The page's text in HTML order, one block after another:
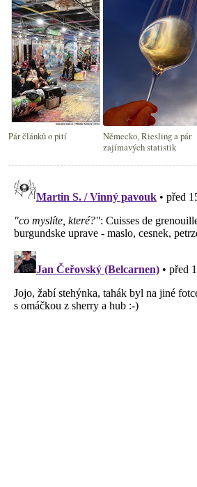
Pár článků o pití
Německo, Riesling a pár
zajímavých statistik